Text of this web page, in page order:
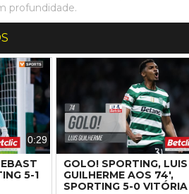
profundidade.
0:29
5-1
GOLO! SPORTING, LUIS
GUILHERME AOS 74',
SPORTING 5-0 VITÓRIA